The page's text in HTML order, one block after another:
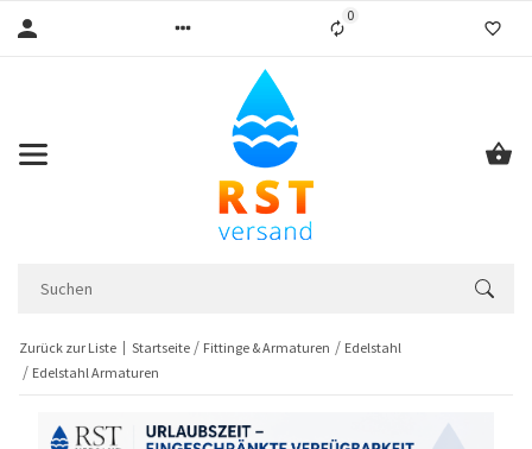
0Liste ist leer
Zurück zur Liste Startseite Fittinge & Armaturen
Edelstahl
Edelstahl Armaturen